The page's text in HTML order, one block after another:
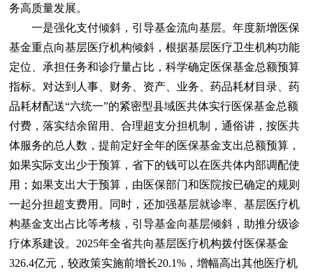
务高质量发展。
一是强化支付倾斜，引导基金流向基层。年度新增医保
基金重点向基层医疗机构倾斜，根据基层医疗卫生机构功能
定位、承担任务和诊疗量占比，科学确定医保基金总额预算
指标。对达到人事、财务、资产、业务、药品耗材目录、药
品耗材配送“六统一”的紧密型县域医共体实行医保基金总额
付费，落实结余留用、合理超支分担机制，通俗讲，按医共
体服务的总人数，提前定好全年的医保基金支出总额预算，
如果实际支出少于预算，省下的钱可以在医共体内部调配使
用；如果支出大于预算，由医保部门和医院按已确定的规则
一起分担超支费用。同时，还加强基层就诊率、基层医疗机
构基金支出占比等考核，引导基金向基层倾斜，助推分级诊
疗体系建设。2025年全省共向基层医疗机构拨付医保基金
326.4亿元，较政策实施前增长20.1%，增幅高出其他医疗机